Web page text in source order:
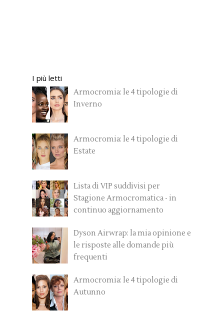
I più letti
Armocromia: le 4 tipologie di
Inverno
Armocromia: le 4 tipologie di
Estate
Lista di VIP suddivisi per
Stagione Armocromatica - in
continuo aggiornamento
Dyson Airwrap: la mia opinione e
le risposte alle domande più
frequenti
Armocromia: le 4 tipologie di
Autunno